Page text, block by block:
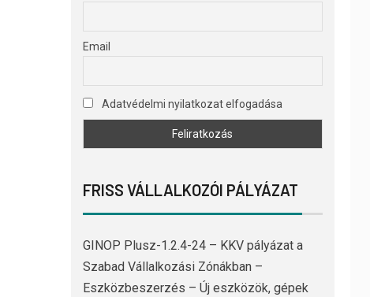
Email
Adatvédelmi nyilatkozat elfogadása
FRISS VÁLLALKOZÓI PÁLYÁZAT
GINOP Plusz-1.2.4-24 – KKV pályázat a
Szabad Vállalkozási Zónákban –
Eszközbeszerzés – Új eszközök, gépek